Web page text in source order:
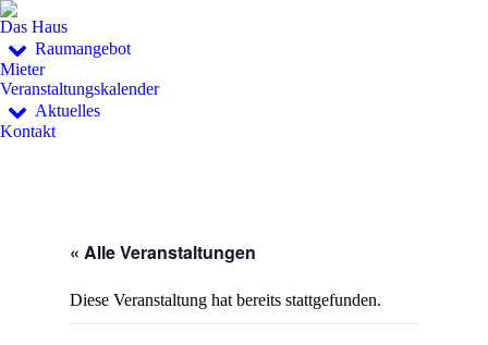
Das Haus
Raumangebot
Mieter
Veranstaltungskalender
Aktuelles
Kontakt
« Alle Veranstaltungen
Diese Veranstaltung hat bereits stattgefunden.